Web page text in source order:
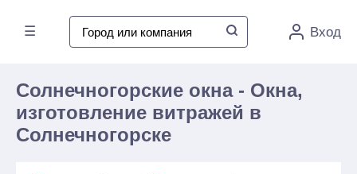
☰ Вход
Солнечногорские окна - Окна,
изготовление витражей в
Солнечногорске